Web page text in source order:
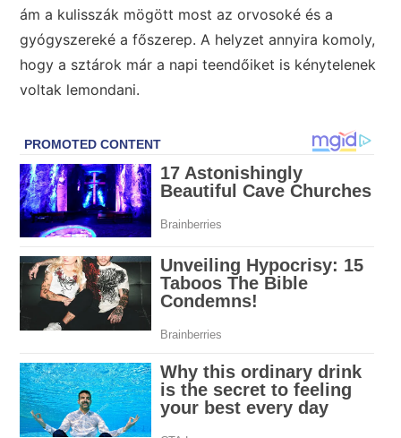
ám a kulisszák mögött most az orvosoké és a
gyógyszereké a főszerep. A helyzet annyira komoly,
hogy a sztárok már a napi teendőiket is kénytelenek
voltak lemondani.